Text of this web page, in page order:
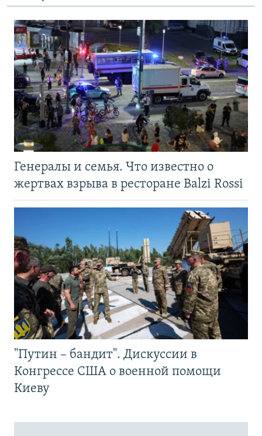
Генералы и семья. Что известно о
жертвах взрыва в ресторане Balzi Rossi
"Путин – бандит". Дискуссии в
Конгрессе США о военной помощи
Киеву